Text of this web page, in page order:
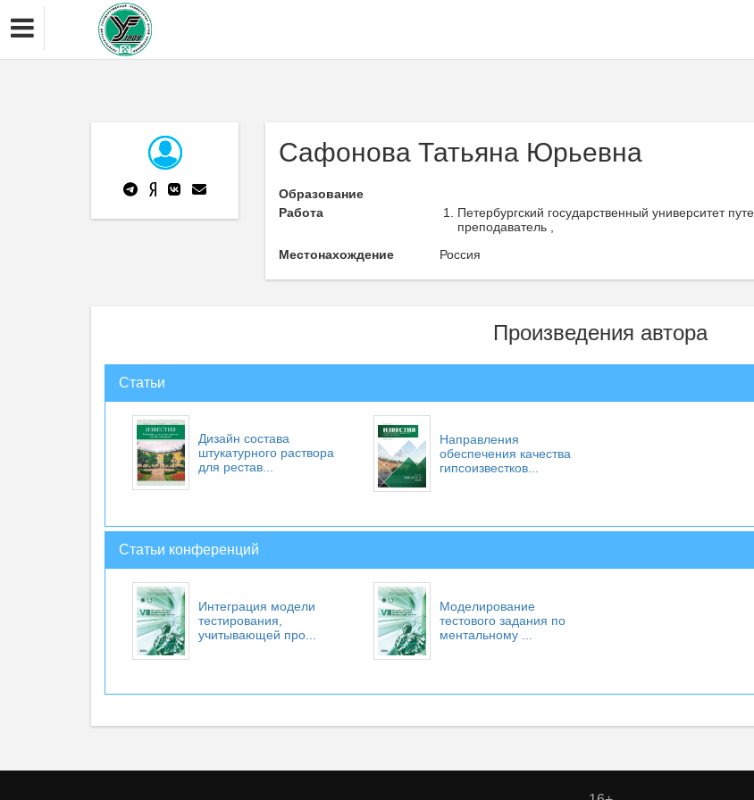
Сафонова Татьяна Юрьевна
Образование
Работа
Петербургский государственный университет
преподаватель ,
Местонахождение
Россия
Произведения автора
Статьи
Дизайн состава
штукатурного раствора
для рестав...
Направления
обеспечения качества
гипсоизвестков...
Статьи конференций
Интеграция модели
тестирования,
учитывающей про...
Моделирование
тестового задания по
ментальному ...